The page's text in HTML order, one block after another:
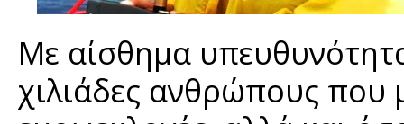
Με αίσθημα
χιλιάδες ανθρώπους που